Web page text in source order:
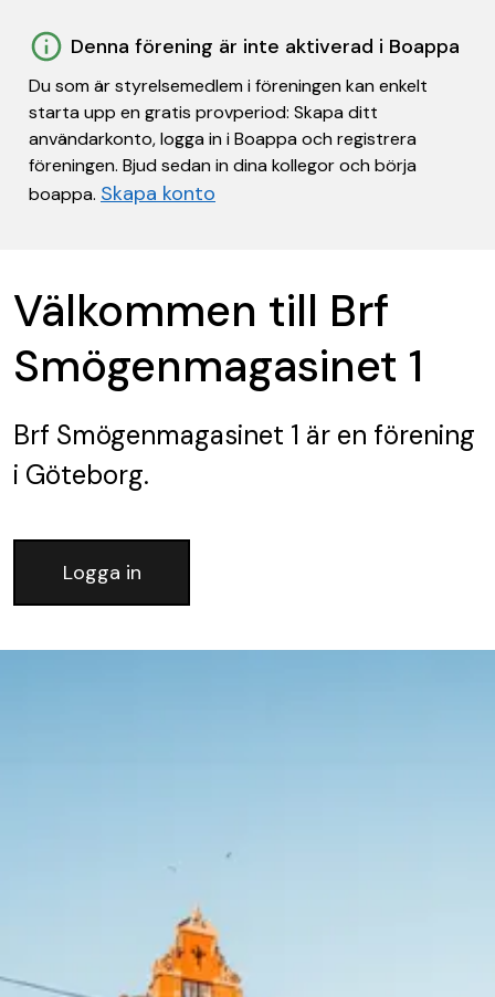
Denna förening är inte aktiverad i Boappa
Du som är styrelsemedlem i föreningen kan enkelt
starta upp en gratis provperiod: Skapa ditt
användarkonto, logga in i Boappa och registrera
föreningen. Bjud sedan in dina kollegor och börja
boappa. Skapa konto
Välkommen till Brf
Smögenmagasinet 1
Brf Smögenmagasinet 1 är en förening
i Göteborg.
Logga in